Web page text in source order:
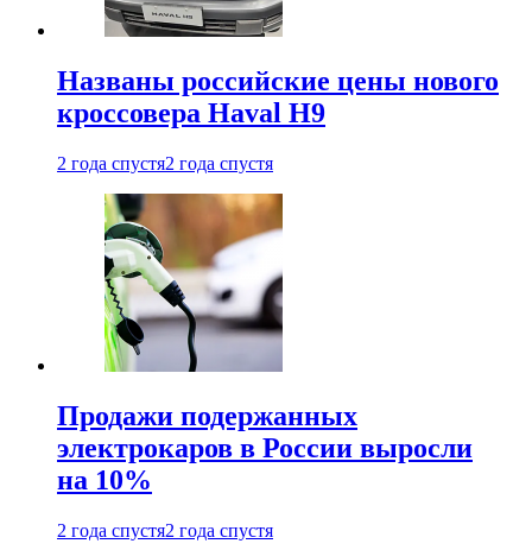
Названы российские цены нового
кроссовера Haval H9
2 года спустя2 года спустя
Продажи подержанных
электрокаров в России выросли
на 10%
2 года спустя2 года спустя